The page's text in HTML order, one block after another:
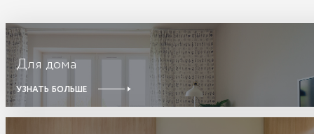
Для дома
УЗНАТЬ БОЛЬШЕ